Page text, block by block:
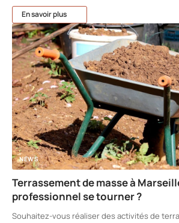
En savoir plus
NEWS
Terrassement de masse à
professionnel se tourner ?
Souhaitez-vous réaliser des activités de